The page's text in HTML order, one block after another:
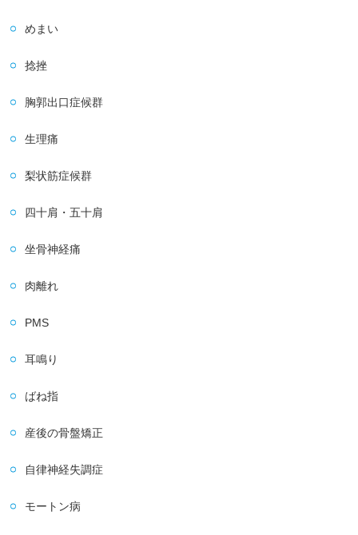
めまい
捻挫
胸郭出口症候群
生理痛
梨状筋症候群
四十肩・五十肩
坐骨神経痛
肉離れ
PMS
耳鳴り
ばね指
産後の骨盤矯正
自律神経失調症
モートン病